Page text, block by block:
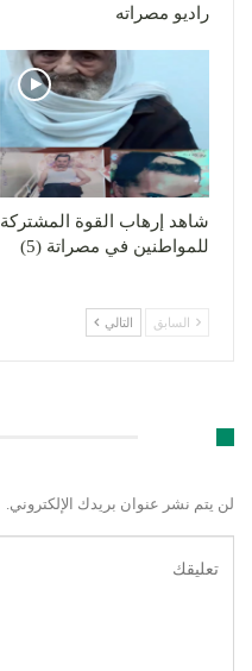
راديو مصراته
شاهد إرهاب القوة المشتركة
للمواطنين في مصراتة (5)
السابق التالي
لن يتم نشر عنوان بريدك الإلكتروني.